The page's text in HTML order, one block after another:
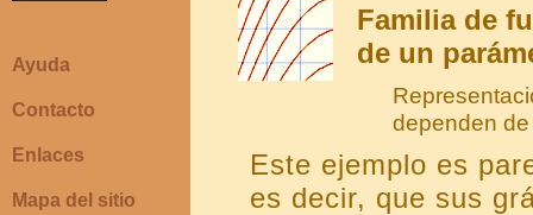
Ayuda
Contacto
Enlaces
Mapa del sitio
Familia de
de un
dependen
Este ejemplo es
es decir, que sus